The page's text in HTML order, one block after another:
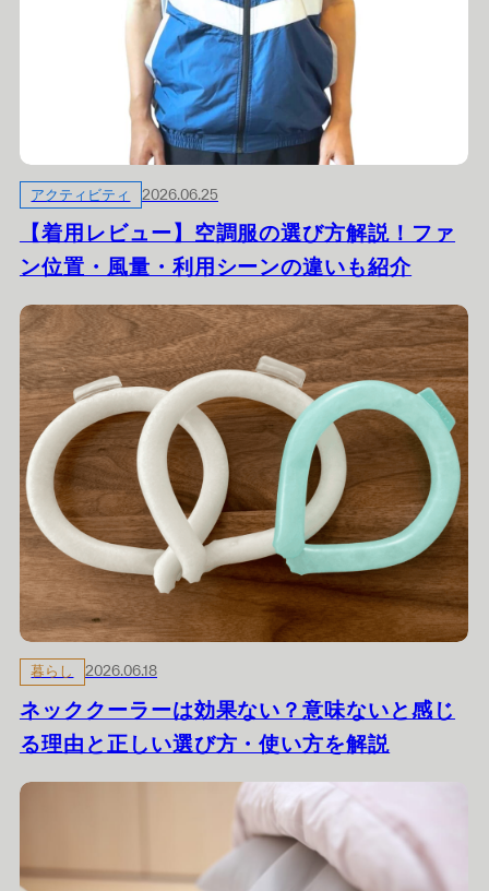
アクティビティ 2026.06.25
【着用レビュー】空調服の選び方解説！ファ
ン位置・風量・利用シーンの違いも紹介
暮らし 2026.06.18
ネッククーラーは効果ない？意味ないと感じ
る理由と正しい選び方・使い方を解説